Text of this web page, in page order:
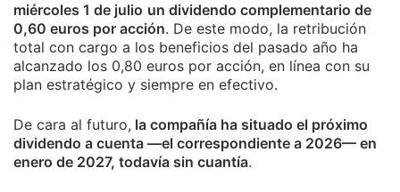
miércoles 1 de julio un dividendo complementario de
0,60 euros por acción. De este modo, la retribución
total con cargo a los beneficios del pasado año ha
alcanzado los 0,80 euros por acción, en línea con su
plan estratégico y siempre en efectivo.
De cara al futuro, la compañía ha situado el próximo
dividendo a cuenta —el correspondiente a 2026— en
enero de 2027, todavía sin cuantía.